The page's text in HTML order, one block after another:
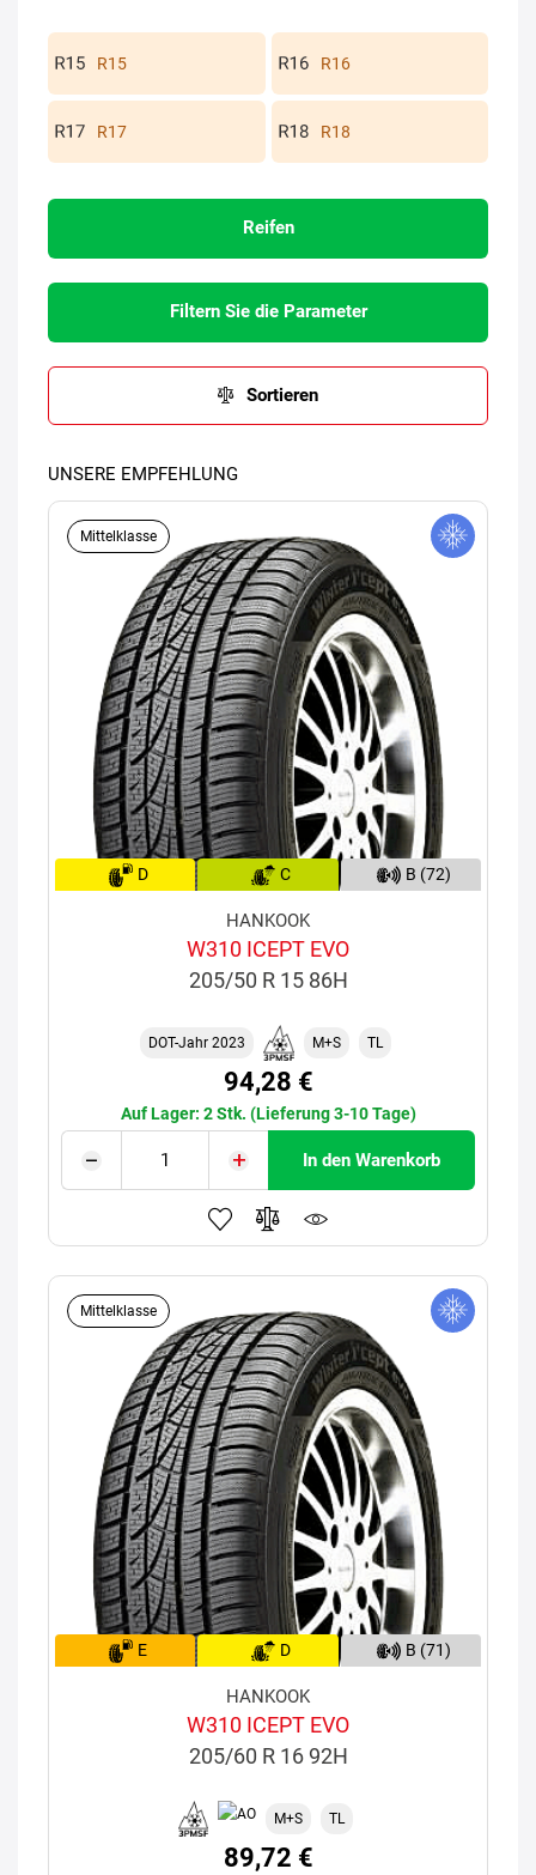
R15 R16
R17 R18
Reifen
Filtern Sie die Parameter
Sortieren
UNSERE EMPFEHLUNG
Mittelklasse
D C B (72)
HANKOOK
W310 ICEPT EVO
205/50 R 15 86H
DOT-Jahr 2023 M+S TL
94,28 €
Auf Lager: 2 Stk. (Lieferung 3-10 Tage)
In den Warenkorb
Mittelklasse
E D B (71)
HANKOOK
W310 ICEPT EVO
205/60 R 16 92H
M+S TL
89,72 €